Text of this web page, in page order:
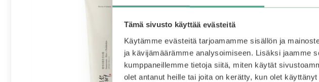
Tämä sivusto käyttää evästeitä
Käytämme evästeitä tarjoamamme sisällön ja
ja kävijämäärämme analysoimiseen. Lisäksi jaamme
kumppaneillemme tietoja siitä, miten käytät
olet antanut heille tai joita on kerätty, kun olet
useampi
Voit
tehdä
valinnat
tuotteen
sivulla.